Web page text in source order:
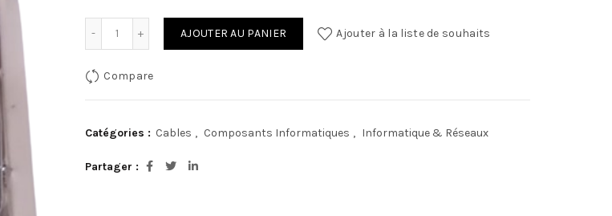
AJOUTER AU PANIER Ajouter à la liste de souhaits
Compare
Catégories : Cables , Composants Informatiques , Informatique & Réseaux
Partager